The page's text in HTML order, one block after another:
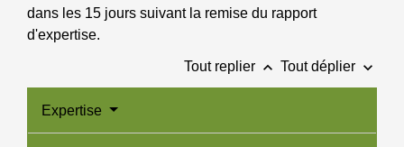
dans les 15 jours suivant la remise du rapport
d'expertise.
Tout replier keyboard_arrow_up Tout déplier keyboard_arrow_down
Expertise